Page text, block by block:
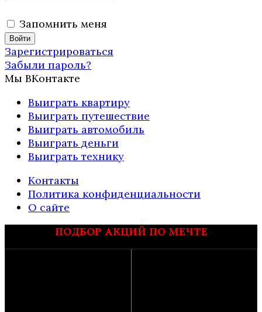
Запомнить меня
Зарегистрироваться
Забыли пароль?
Мы ВКонтакте
Выиграть квартиру
Выиграть путешествие
Выиграть автомобиль
Выиграть деньги
Выиграть технику
Контакты
Политика конфиденциальности
О сайте
ПОДБОР АКЦИЙ ПО МЕЧТЕ